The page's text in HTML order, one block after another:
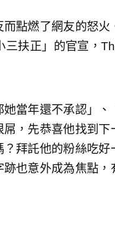
點燃了網友的怒
扶正」的官宣，
當年還不承認」、
，先恭喜他找到
拜託他的粉絲吃
也意外成為焦點，